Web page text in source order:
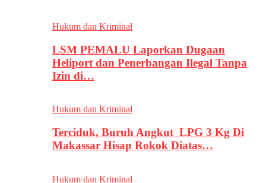
Hukum dan Kriminal
LSM PEMALU Laporkan Dugaan
Heliport dan Penerbangan Ilegal Tanpa
Izin di…
Hukum dan Kriminal
Terciduk, Buruh Angkut LPG 3 Kg Di
Makassar Hisap Rokok Diatas…
Hukum dan Kriminal